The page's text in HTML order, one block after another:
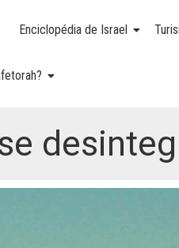
Enciclopédia de Israel